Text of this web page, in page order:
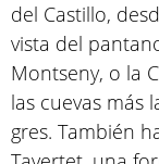
del Castillo,
vista del
Montseny, o la
las cuevas más
gres. También